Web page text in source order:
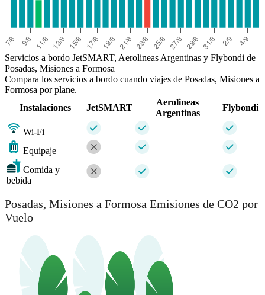
Servicios a bordo JetSMART, Aerolineas Argentinas y Flybondi de
Posadas, Misiones a Formosa
Compara los servicios a bordo cuando viajes de Posadas, Misiones a
Formosa por plane.
Instalaciones
JetSMART
Aerolineas
Argentinas
Flybondi
Wi-Fi
Equipaje
Comida y
bebida
Posadas, Misiones a Formosa Emisiones de CO2 por
Vuelo